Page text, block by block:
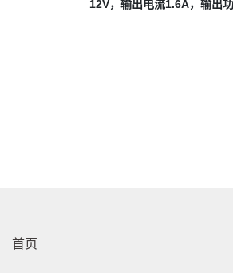
12V，输出电流1.6A，输出
首页